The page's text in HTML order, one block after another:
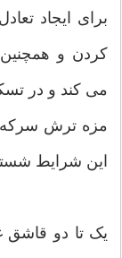
کردن و
می کند و در
مزه ترش سرکه
این شرایط
یک تا دو